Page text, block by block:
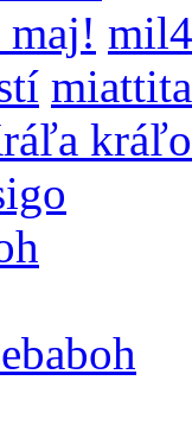
miattita